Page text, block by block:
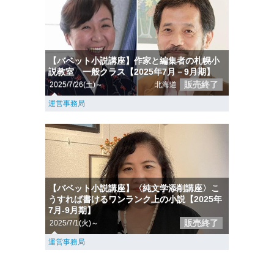
【バベット小説講座】作家と編集者の札幌小
説教室 一般クラス【2025年7月－9月期】
2025/7/26(土)～ 北海道 販売終了
運営事務局
【バベット小説講座】〈純文学添削講座〉こ
うすれば書けるワンランク上の小説【2025年
7月-9月期】
2025/7/1(火)～ 販売終了
運営事務局